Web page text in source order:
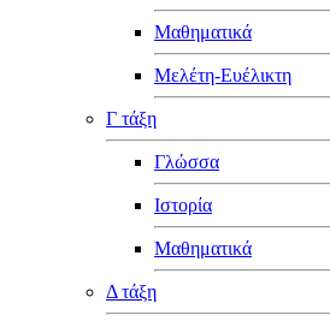
Μαθηματικά
Μελέτη-Ευέλικτη
Γ τάξη
Γλώσσα
Ιστορία
Μαθηματικά
Δ τάξη